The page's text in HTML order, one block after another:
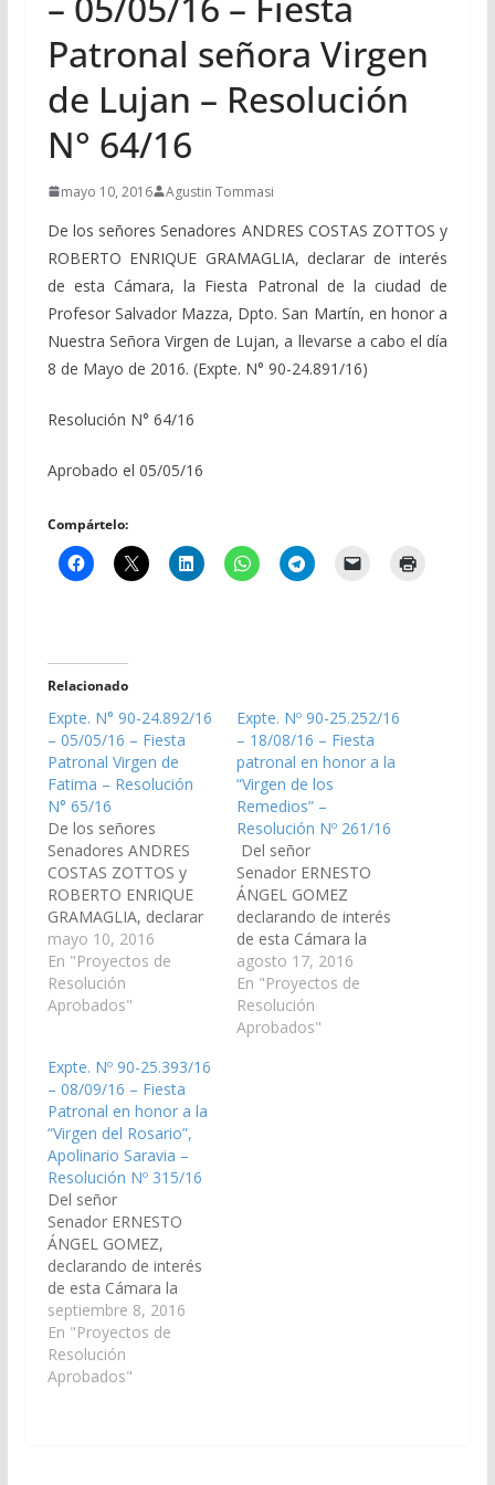
Patronal señora Virgen
de Lujan – Resolución
N° 64/16
mayo 10, 2016 Agustin Tommasi
De los señores Senadores ANDRES COSTAS ZOTTOS y
ROBERTO ENRIQUE GRAMAGLIA, declarar de interés
de esta Cámara, la Fiesta Patronal de la ciudad de
Profesor Salvador Mazza, Dpto. San Martín, en honor a
Nuestra Señora Virgen de Lujan, a llevarse a cabo el día
8 de Mayo de 2016. (Expte. N° 90-24.891/16)
Resolución N° 64/16
Aprobado el 05/05/16
Compártelo:
Relacionado
Expte. N° 90-24.892/16
– 05/05/16 – Fiesta
Patronal Virgen de
Fatima – Resolución
N° 65/16
De los señores
Senadores ANDRES
COSTAS ZOTTOS y
ROBERTO ENRIQUE
GRAMAGLIA, declarar
de interés de esta
Cámara, la Fiesta
Patronal de la ciudad
de General Enrique
Virgen de Fátima, a
llevarse a cabo el día
13 de Mayo de 2016.
(Expte. N°…
mayo 10, 2016
En "Proyectos de
Resolución
Aprobados"
Expte. Nº 90-25.252/16
– 18/08/16 – Fiesta
patronal en honor a la
“Virgen de los
Remedios” –
Resolución Nº 261/16
Del señor
Senador ERNESTO
ÁNGEL GOMEZ
declarando de interés
de esta Cámara la
celebración de los
actos y festejos de la
fiesta patronal en
honor a la "Virgen de
agosto 17, 2016
En "Proyectos de
Resolución
Aprobados"
Expte. Nº 90-25.393/16
– 08/09/16 – Fiesta
Patronal en honor a la
“Virgen del Rosario”,
Apolinario Saravia –
Resolución Nº 315/16
Del señor
Senador ERNESTO
ÁNGEL GOMEZ,
declarando de interés
de esta Cámara la
celebración de los
actos y festejos de la
"Fiesta Patronal" en
honor a la "Virgen del
septiembre 8, 2016
En "Proyectos de
Resolución
Aprobados"